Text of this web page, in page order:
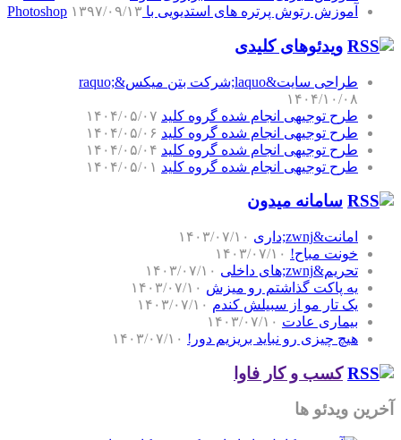
آموزش رتوش پرتره های استدیویی با Photoshop ۱۳۹۷/۰۹/۱۳
ویدئوهای کلیدی
طراحی سایت&laquo;شرکت بتن میکس&raquo;
۱۴۰۴/۱۰/۰۸
طرح توجیهی انجام شده گروه کلید ۱۴۰۴/۰۵/۰۷
طرح توجیهی انجام شده گروه کلید ۱۴۰۴/۰۵/۰۶
طرح توجیهی انجام شده گروه کلید ۱۴۰۴/۰۵/۰۴
طرح توجیهی انجام شده گروه کلید ۱۴۰۴/۰۵/۰۱
سامانه میدون
امانت&zwnj;داری
۱۴۰۳/۰۷/۱۰
خونت مباح! ۱۴۰۳/۰۷/۱۰
تحریم&zwnj;های داخلی
۱۴۰۳/۰۷/۱۰
یه پاکت گذاشتم رو میزش ۱۴۰۳/۰۷/۱۰
یک تار مو از سبیلش کندم ۱۴۰۳/۰۷/۱۰
بیماری عادت ۱۴۰۳/۰۷/۱۰
هیچ چیزی رو نباید بریزیم دور! ۱۴۰۳/۰۷/۱۰
کسب و کار فاوا
آخرین ویدئو ها